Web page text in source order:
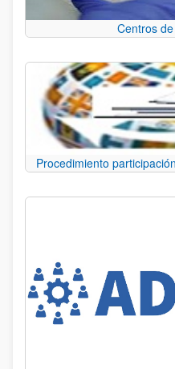
Centros
Procedimiento